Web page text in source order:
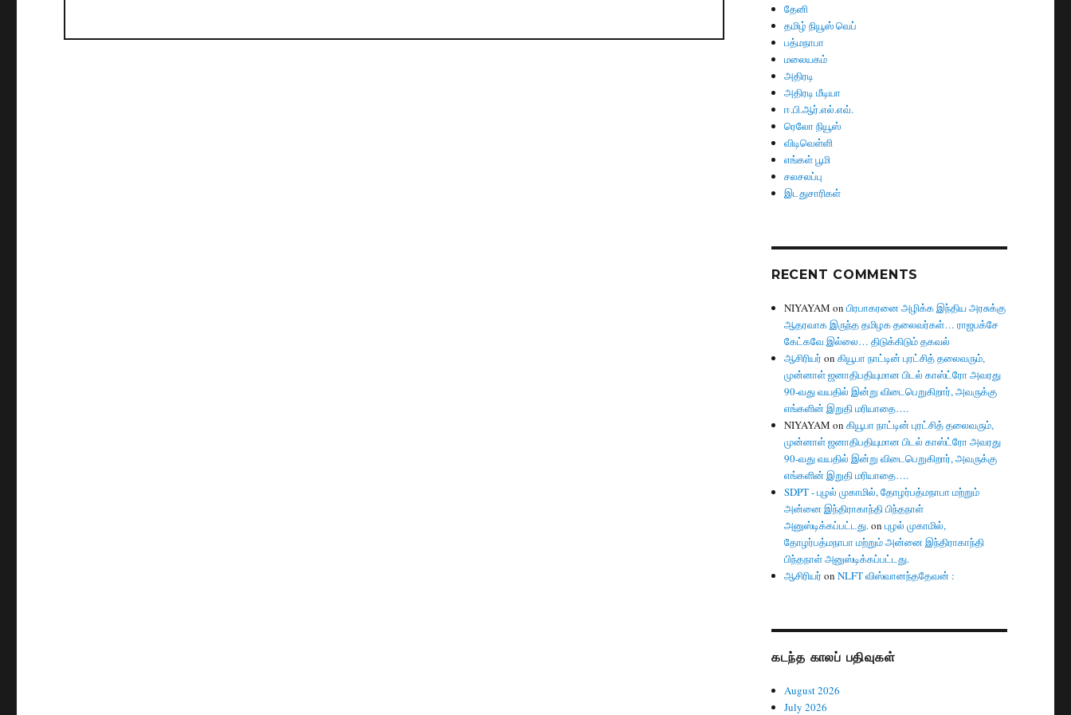
தேனி
தமிழ் நியூஸ் வெப்
பத்மநாபா
மலையகம்
அதிரடி
அதிரடி மீடியா
ஈ.பி.ஆர்.எல்.எவ்.
ரெலோ நியூஸ்
விடிவெள்ளி
எங்கள் பூமி
சலசலப்பு
இடதுசாரிகள்
RECENT COMMENTS
NIYAYAM onபிரபாகரனை அழிக்க இந்திய அரசுக்கு
ஆதரவாக இருந்த தமிழக தலைவர்கள்… ராஜபக்சே
கேட்கவே இல்லை… திடுக்கிடும் தகவல்
ஆசிரியர் onகியூபா நாட்டின் புரட்சித் தலைவரும்,
முன்னாள் ஜனாதிபதியுமான பிடல் காஸ்ட்ரோ அவரது
90-வது வயதில் இன்று விடைபெறுகிறார், அவருக்கு
எங்களின் இறுதி மரியாதை….
NIYAYAM onகியூபா நாட்டின் புரட்சித் தலைவரும்,
முன்னாள் ஜனாதிபதியுமான பிடல் காஸ்ட்ரோ அவரது
90-வது வயதில் இன்று விடைபெறுகிறார், அவருக்கு
எங்களின் இறுதி மரியாதை….
SDPT - புழல் முகாமில், தோழர்பத்மநாபா மற்றும்
அன்னை இந்திராகாந்தி பிந்தநாள்
அனுஸ்டிக்கப்பட்டது.onபுழல் முகாமில்,
தோழர்பத்மநாபா மற்றும் அன்னை இந்திராகாந்தி
பிந்தநாள் அனுஸ்டிக்கப்பட்டது.
ஆசிரியர் onNLFT விஸ்வானந்ததேவன் :
கடந்த காலப் பதிவுகள்
August 2026
July 2026